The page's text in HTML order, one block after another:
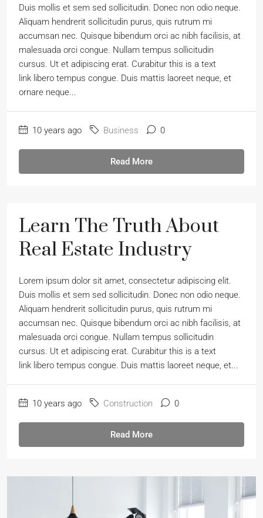
Duis mollis et sem sed sollicitudin. Donec non odio neque.
Aliquam hendrerit sollicitudin purus, quis rutrum mi
accumsan nec. Quisque bibendum orci ac nibh facilisis, at
malesuada orci congue. Nullam tempus sollicitudin
cursus. Ut et adipiscing erat. Curabitur this is a text
link libero tempus congue. Duis mattis laoreet neque, et
ornare neque...
10 years ago Business 0
Read More
Learn The Truth About
Real Estate Industry
Lorem ipsum dolor sit amet, consectetur adipiscing elit.
Duis mollis et sem sed sollicitudin. Donec non odio neque.
Aliquam hendrerit sollicitudin purus, quis rutrum mi
accumsan nec. Quisque bibendum orci ac nibh facilisis, at
malesuada orci congue. Nullam tempus sollicitudin
cursus. Ut et adipiscing erat. Curabitur this is a text
link libero tempus congue. Duis mattis laoreet neque, et...
10 years ago Construction 0
Read More